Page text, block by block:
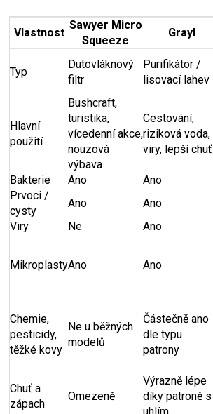
Vlastnost
Sawyer Micro
Squeeze
Grayl
Typ
Dutovláknový
filtr
Purifikátor /
lisovací lahev
Hlavní
použití
Bushcraft,
turistika,
vícedenní akce,
nouzová
výbava
Cestování,
riziková voda,
viry, lepší chuť
Bakterie Ano Ano
Prvoci /
cysty
Ano Ano
Viry
Ne Ano
MikroplastyAno Ano
Chemie,
pesticidy,
těžké kovy
Ne u běžných
modelů
Částečně ano
dle typu
patrony
Chuť a
zápach
Omezeně
Výrazně lépe
díky patroně s